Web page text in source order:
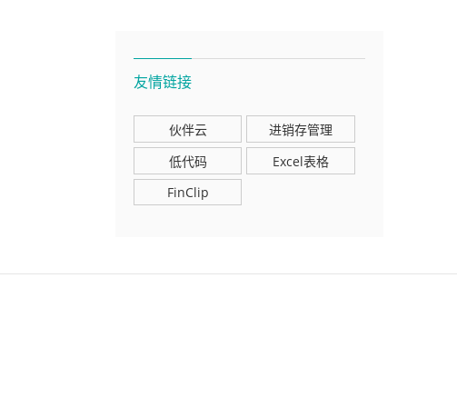
友情链接
伙伴云
进销存管理
低代码
Excel表格
FinClip